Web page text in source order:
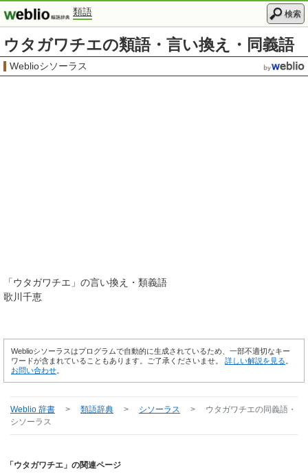
類語 検索
ウタガワチエの類語・言い換え・同義語
Weblioシソーラス
「ウタガワチエ 」の言い換え・類義語
歌川千恵
Weblioシソーラスはプログラムで自動的に生成されているため、一部不適切なキー
ワードが含まれていることもあります。ご了承くださいませ。 詳しい解説を見る
お問い合わせ
Weblio 辞書 > 類語辞典 > シソーラス > ウタガワチエの同義語・
シソーラス
「ウタガワチエ」の関連ページ